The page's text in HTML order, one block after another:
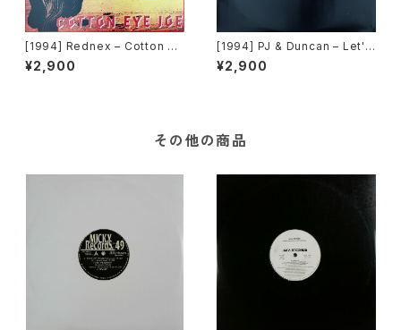
[1994] Rednex – Cotton Ey
e Joe [Battery Records]
¥2,900
[1994] PJ & Duncan – Let's
Get Ready To Rhumble / If
I Give You My Number [Tel
¥2,900
その他の商品